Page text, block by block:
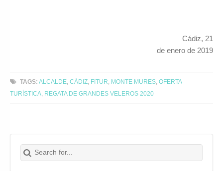
Cádiz, 21
de enero de 2019
TAGS: ALCALDE ,CÁDIZ FITUR MONTE MURES ,OFERTA
TURÍSTICA
REGATA DE GRANDES VELEROS 2020
Search for:
Buscar